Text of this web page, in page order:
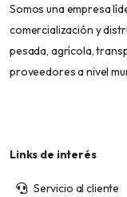
Somos una empresa
comercialización y
pesada, agrícola,
proveedores a nivel
Links de interés
Servicio al cliente